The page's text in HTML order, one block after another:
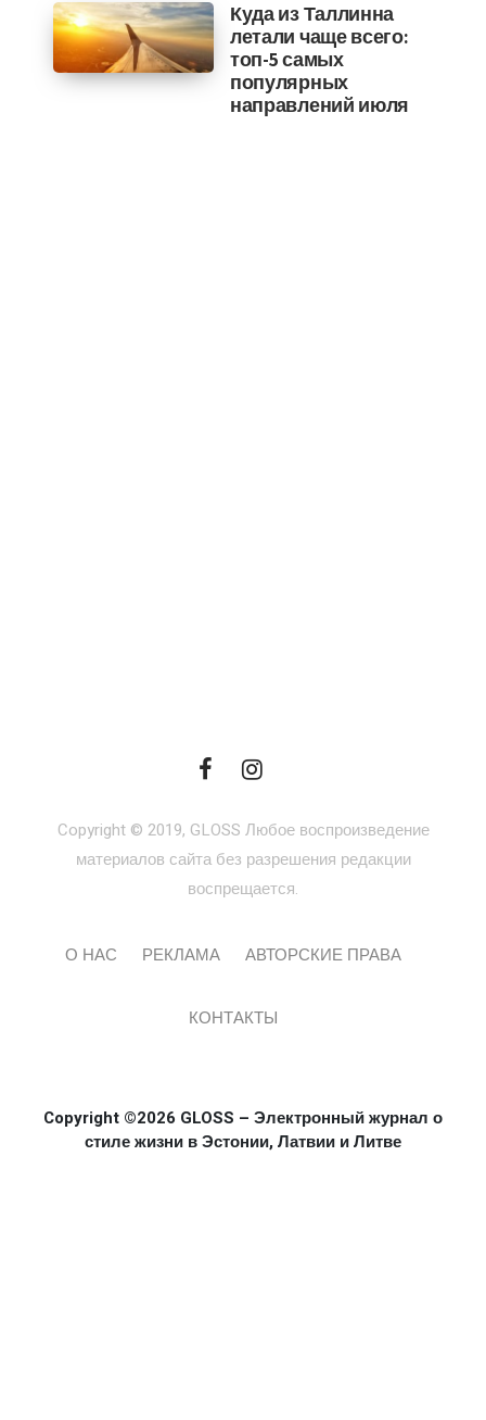
Куда из Таллинна
летали чаще всего:
топ-5 самых
популярных
направлений июля
Copyright © 2019, GLOSS Любое воспроизведение
материалов сайта без разрешения редакции
воспрещается.
О НАС РЕКЛАМА АВТОРСКИЕ ПРАВА
КОНТАКТЫ
Copyright ©2026 GLOSS – Электронный журнал о
стиле жизни в Эстонии, Латвии и Литве